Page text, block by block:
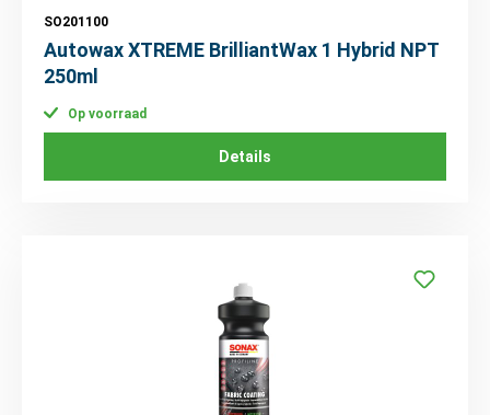
SO201100
Autowax XTREME BrilliantWax 1 Hybrid NPT
250ml
Op voorraad
Details